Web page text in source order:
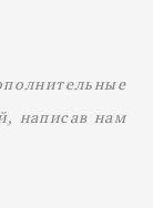
написав нам